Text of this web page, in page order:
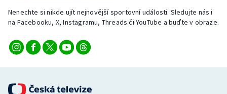
Nenechte si nikde ujít nejnovější sportovní události. Sledujte nás i
na Facebooku, X, Instagramu, Threads či YouTube a buďte v obraze.